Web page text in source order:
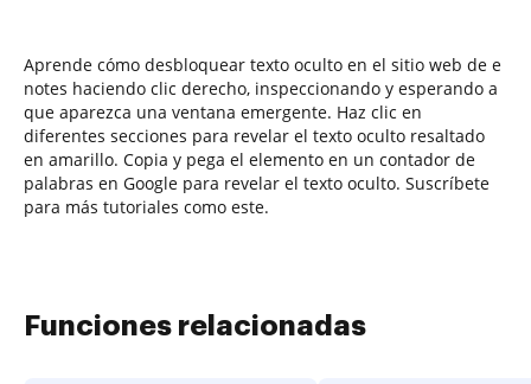
Aprende cómo desbloquear texto oculto en el sitio web de e
notes haciendo clic derecho, inspeccionando y esperando a
que aparezca una ventana emergente. Haz clic en
diferentes secciones para revelar el texto oculto resaltado
en amarillo. Copia y pega el elemento en un contador de
palabras en Google para revelar el texto oculto. Suscríbete
para más tutoriales como este.
Funciones relacionadas